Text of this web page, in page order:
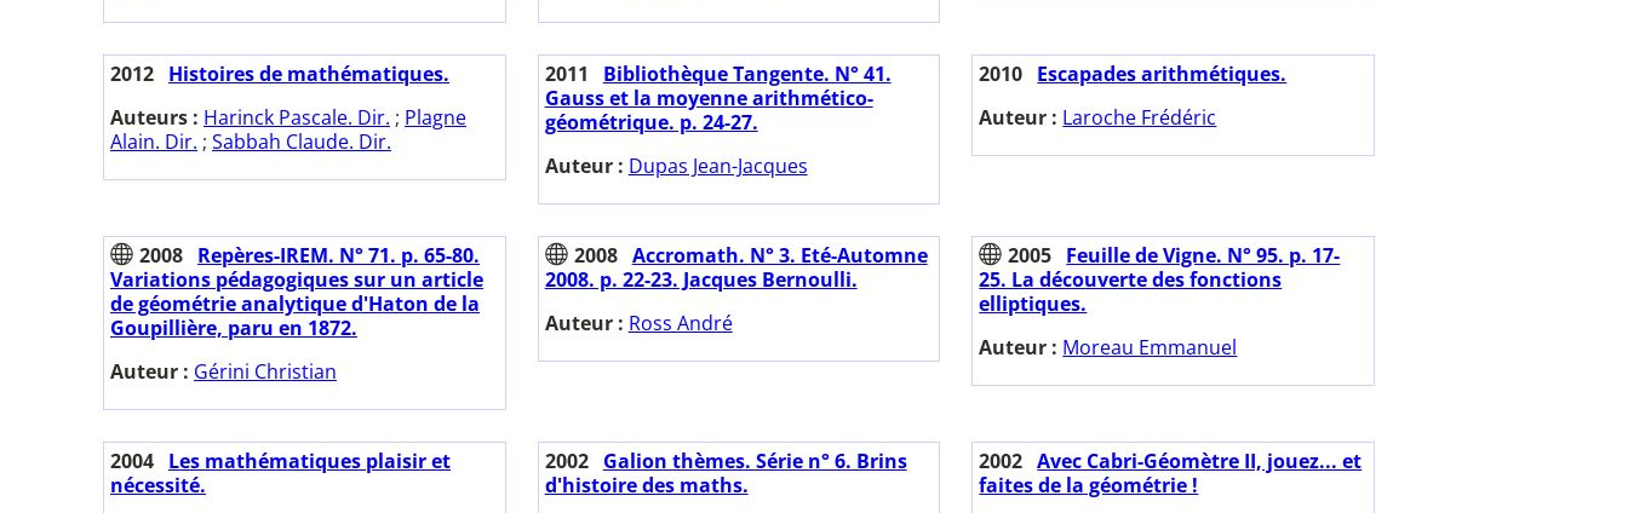
2012 Histoires de mathématiques.
Auteurs : Harinck Pascale. Dir. ; Plagne
Alain. Dir. ; Sabbah Claude. Dir.
2011
Bibliothèque Tangente. N° 41.
Gauss et la moyenne arithmético-
géométrique. p. 24-27.
Auteur : Dupas Jean-Jacques
2010 Escapades arithmétiques.
Auteur : Laroche Frédéric
2008 Repères-IREM. N° 71. p. 65-80.
Variations pédagogiques sur un article
de géométrie analytique d'Haton de la
Goupillière, paru en 1872.
Auteur : Gérini Christian
2008 Accromath. N° 3. Eté-Automne
2008. p. 22-23. Jacques Bernoulli.
Auteur : Ross André
2005 Feuille de Vigne. N° 95. p. 17-
25. La découverte des fonctions
elliptiques.
Auteur : Moreau Emmanuel
2004 Les mathématiques plaisir et
nécessité.
2002
Galion thèmes. Série n° 6. Brins
d'histoire des maths.
2002 Avec Cabri-Géomètre II, jouez... et
faites de la géométrie !